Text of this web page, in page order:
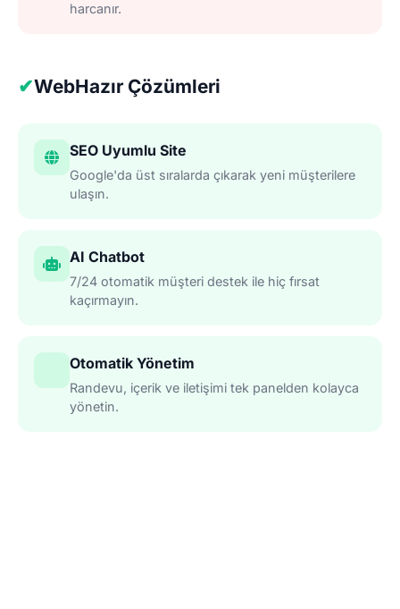
harcanır.
✔WebHazır Çözümleri
SEO Uyumlu Site
Google'da üst sıralarda çıkarak yeni müşterilere
ulaşın.
AI Chatbot
7/24 otomatik müşteri destek ile hiç fırsat
kaçırmayın.
Otomatik Yönetim
Randevu, içerik ve iletişimi tek panelden kolayca
yönetin.